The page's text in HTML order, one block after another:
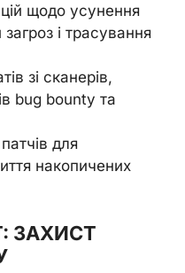
щодо усунення
і трасування
зі сканерів,
bug bounty та
для
накопичених
ЗАХИСТ